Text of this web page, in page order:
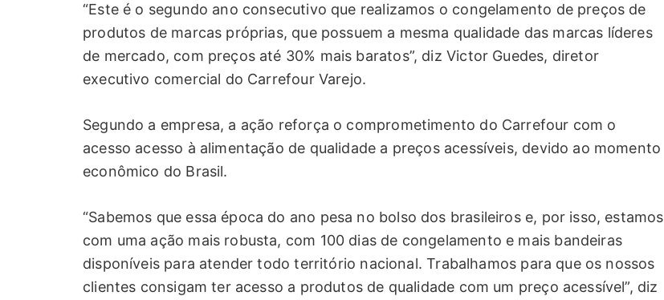
“Este é o segundo ano consecutivo que realizamos o congelamento de preços de
produtos de marcas próprias, que possuem a mesma qualidade das marcas líderes
de mercado, com preços até 30% mais baratos”, diz Victor Guedes, diretor
executivo comercial do Carrefour Varejo.
Segundo a empresa, a ação reforça o comprometimento do Carrefour com o
acesso acesso à alimentação de qualidade a preços acessíveis, devido ao momento
econômico do Brasil.
“Sabemos que essa época do ano pesa no bolso dos brasileiros e, por isso, estamos
com uma ação mais robusta, com 100 dias de congelamento e mais bandeiras
disponíveis para atender todo território nacional. Trabalhamos para que os nossos
clientes consigam ter acesso a produtos de qualidade com um preço acessível”, diz